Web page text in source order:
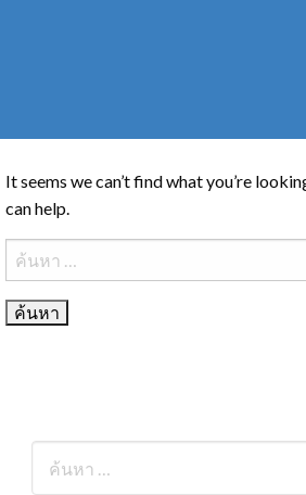
It seems we can’t find what you’re
can help.
ค้นหา
สำหรับ: